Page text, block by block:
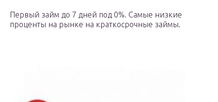
Первый займ до 7 дней под 0%. Самые низкие
проценты на рынке на краткосрочные займы.